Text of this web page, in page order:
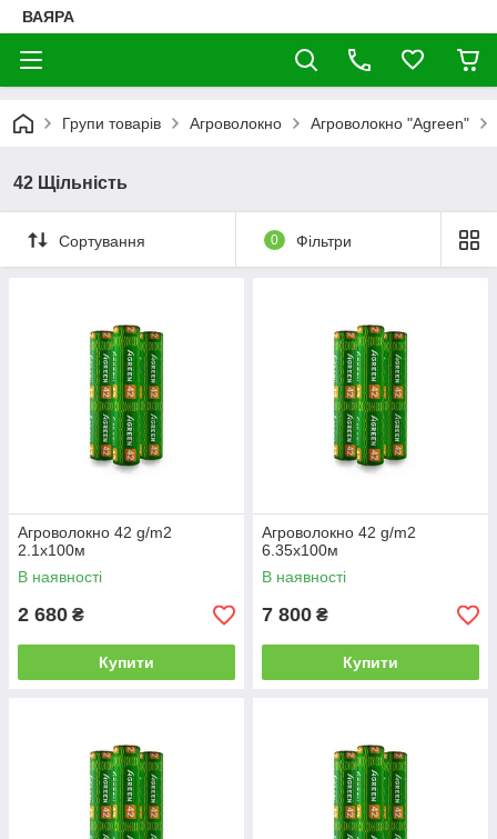
ВАЯРА
Групи товарів Агроволокно Агроволокно "Agreen"
42 Щільність
Сортування 0 Фільтри
Агроволокно 42 g/m2
2.1х100м
В наявності
2 680 ₴
Купити
Агроволокно 42 g/m2
6.35х100м
В наявності
7 800 ₴
Купити